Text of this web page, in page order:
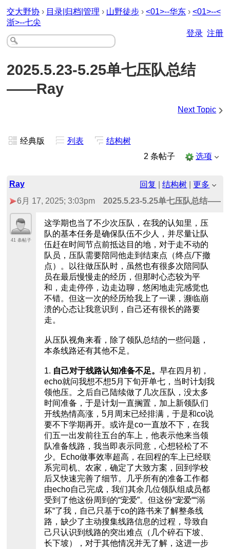
交大野协 › 目录|归档|管理 › 山野徒步 › <01>--华东 › <01>--<
浙>--七尖
登录 注册
2025.5.23-5.25单七压队总结
——Ray
Next Topic ›
经典版 列表
结构树
2 条帖子
选项
Ray 回复 |结构树 |更多
6月 17, 2025; 3:03pm
2025.5.23-5.25单七压队总结
41 条帖子
这学期也当了不少次压队，在我的认知里，压
队的基本任务是确保队伍不少人，并尽量让队
伍赶在时间节点前抵达目的地，对于走不动的
队员，压队需要陪同他走到结束点（终点/下撤
点）。以往做压队时，虽然也有很多次陪同队
员在最后慢慢走的经历，但那时心态较为平
和，走走停停，边走边聊，悠闲地走完感觉也
不错。但这一次的经历给我上了一课，濒临崩
溃的心态让我意识到，自己还有很长的路要
走。
从压队视角来看，除了领队总结的一些问题，
本条线路还有其他不足。
1. 自己对于线路认知准备不足。 早在四月初，
echo就问我想不想5月下旬开单七，当时计划我
领他压。之后自己陆续做了几次压队，没太多
时间准备，于是计划一直搁置，加上新领队们
开线热情高涨，5月周末已经排满，于是和co说
要不下学期再开。或许是co一直放不下，在我
们五一出发前往五台的车上，他表示他来当领
队准备线路，我当即表示同意，心想轻松了不
少。Echo做事效率超高，在回程的车上已经联
系完司机、农家，确定了大致方案，回到学校
后又快速完善了细节。几乎所有的准备工作都
由echo自己完成，我们其余几位领队组成员都
受到了他这份周到的“宠爱”。但这份“宠爱““溺
坏“了我，自己只基于co的路书来了解整条线
路，缺少了主动搜集线路信息的过程，导致自
己只认识到线路的突出难点（几个碎石下坡、
长下坡），对于其他情况并无了解，这进一步